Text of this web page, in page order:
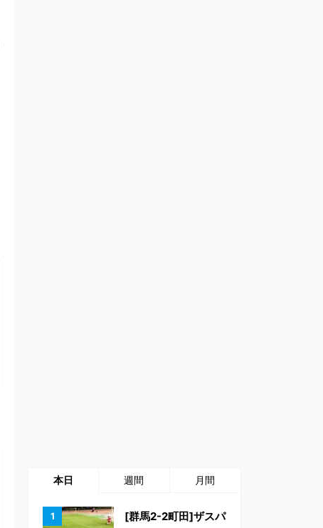
本日 週間 月間
[群馬2-2町田]ザスパ